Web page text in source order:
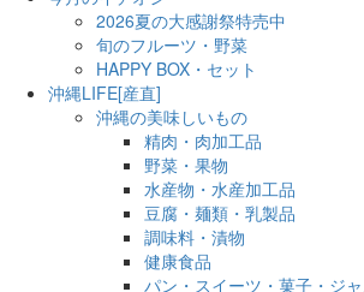
2026夏の大感謝祭特売中
旬のフルーツ・野菜
HAPPY BOX・セット
沖縄LIFE[産直]
沖縄の美味しいもの
精肉・肉加工品
野菜・果物
水産物・水産加工品
豆腐・麺類・乳製品
調味料・漬物
健康食品
パン・スイーツ・菓子・ジ